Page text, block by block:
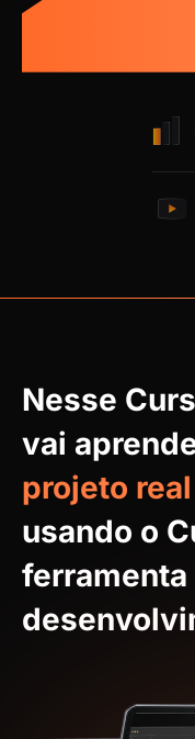
Nesse
vai
projeto
usando o
ferramenta